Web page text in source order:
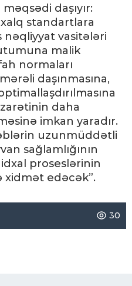
daşıyır:
standartlara
nəqliyyat vasitələri
malik
normaları
daşınmasına,
daha
imkan yaradır.
uzunmüddətli
sağlamlığının
proseslərinin
xidmət edəcək”.
30